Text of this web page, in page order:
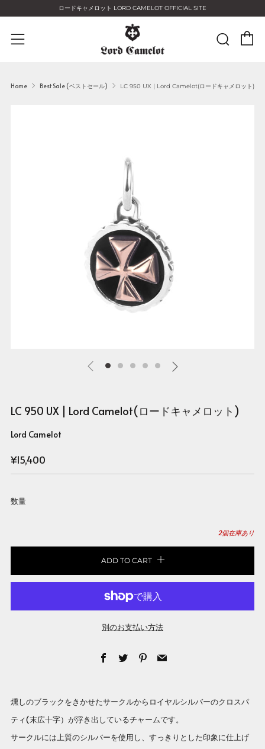
ロードキャメロット LORD CAMELOT OFFICIAL SITE
Menu
Home Best Sale (ベストセール) LC 950 UX | Lord Camelot(ロードキャメロット)
LC 950 UX | Lord Camelot(ロードキャメロット)
Lord Camelot
Regular
price
¥15,400
数量
2個在庫あり
ADD TO CART
別のお支払い方法
Facebook
TwitterPinterest
Email
燻しのブラックをきかせたサークルからロイヤルシルバーのクロスパ
ティ(末広十字）が浮き出しているチャームです。
サークルには上質のシルバーを使用し、すっきりとした印象に仕上げ